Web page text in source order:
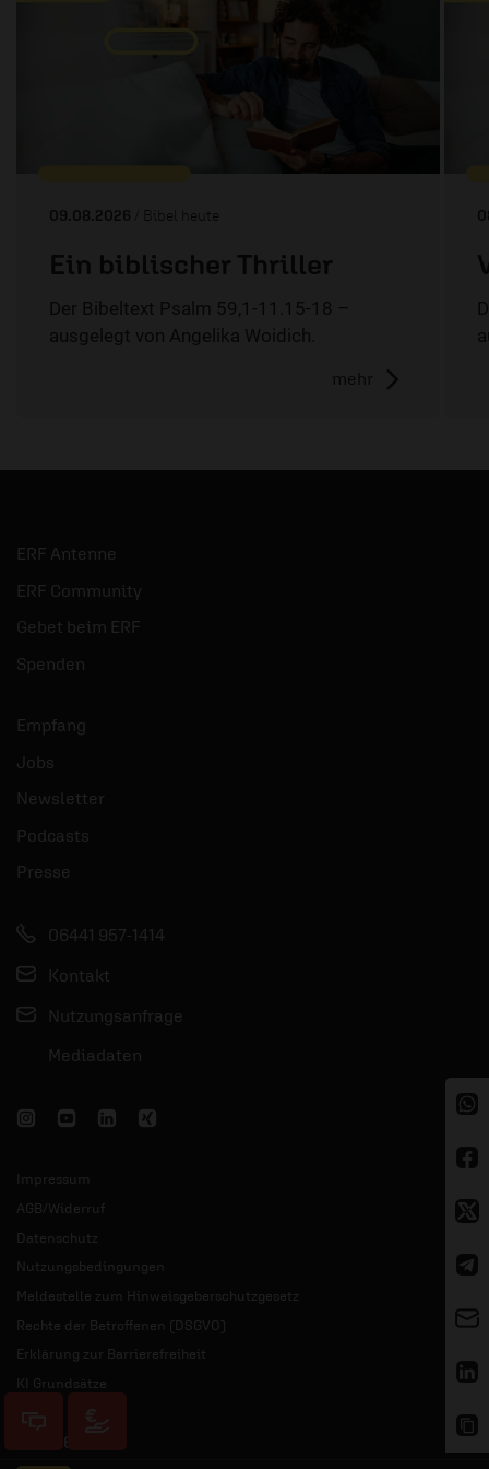
09.08.2026 / Bibel heute
Ein biblischer Thriller
Der Bibeltext Psalm 59,1-11.15-18 –
ausgelegt von Angelika Woidich.
mehr
ERF Antenne
ERF Community
Gebet beim ERF
Spenden
Empfang
Jobs
Newsletter
Podcasts
Presse
06441 957-1414
Kontakt
Nutzungsanfrage
Mediadaten
Impressum
AGB/Widerruf
Datenschutz
Nutzungsbedingungen
Meldestelle zum Hinweisgeberschutzgesetz
Rechte der Betroffenen (DSGVO)
Erklärung zur Barrierefreiheit
KI Grundsätze
© 2026 ERF